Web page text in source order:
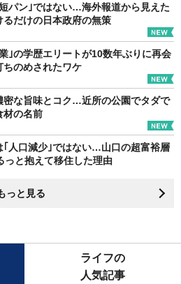
パン｣ではない…海外報道から見えた
だけの日本政府の無策
｣の学歴エリートが10数年ぶりに再会
のめされたワケ
密な旨味とコク…近所の公園でタダで
材の名前
｢人口減少｣ではない…山口の超富裕層
っと抱えて移住した理由
っと見る
ライフの
人気記事